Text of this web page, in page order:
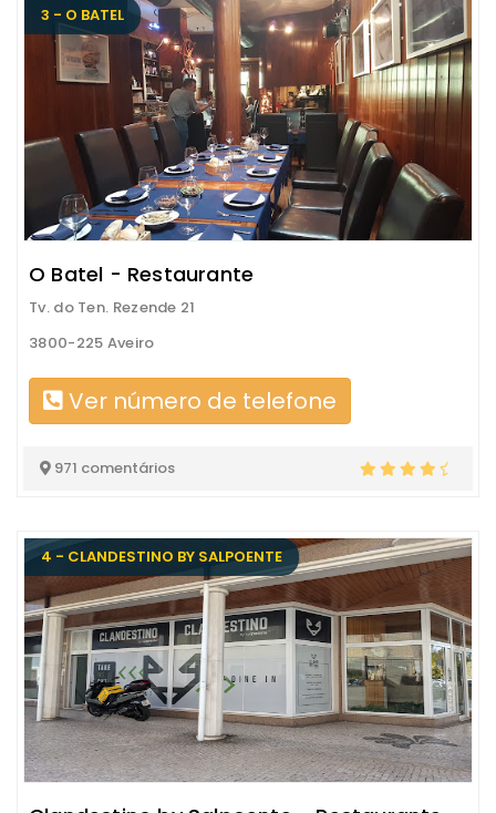
3 - O BATEL
O Batel - Restaurante
Tv. do Ten. Rezende 21
3800-225 Aveiro
Ver número de telefone
971 comentários
4 - CLANDESTINO BY SALPOENTE